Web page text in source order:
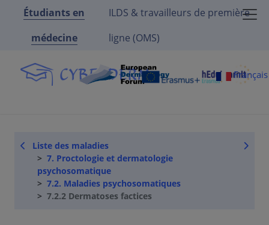
Étudiants en
médecine
ILDS & travailleurs de première
ligne (OMS)
Liste des maladies
7. Proctologie et dermatologie
psychosomatique
7.2. Maladies psychosomatiques
7.2.2 Dermatoses factices